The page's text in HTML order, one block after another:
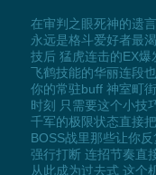
在审判之眼死神的遗
永远是格斗爱好者最
技后 猛虎连击的EX
飞鹤技能的华丽连段
你的常驻buff 神室町
时刻 只需要这个小技
千军的极限状态直接
BOSS战里那些让你
强行打断 连招节奏直
从此成为过去式 这个